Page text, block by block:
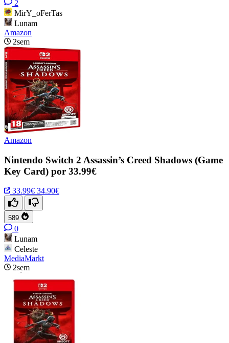
2
MirY_oFerTas
Lunam
Amazon
2sem
Amazon
Nintendo Switch 2 Assassin’s Creed Shadows (Game
Key Card) por 33.99€
33.99€ 34.90€
589
0
Lunam
Celeste
MediaMarkt
2sem